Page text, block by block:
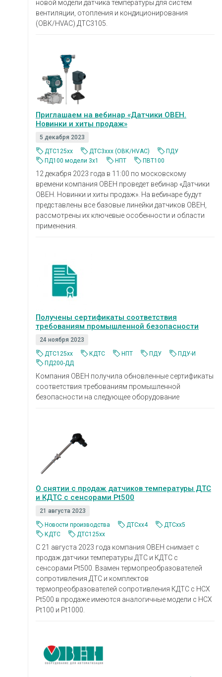
новой модели датчика температуры для систем
вентиляции, отопления и кондиционирования
(ОВК/HVAC) ДТС3105.
Приглашаем на вебинар «Датчики ОВЕН.
Новинки и хиты продаж»
5 декабря 2023
ДТС125xx
ДТС3ххх (ОВК/HVAC)
ПДУ
ПД100 модели 3х1
НПТ ПВТ100
12 декабря 2023 года в 11:00 по московскому
времени компания ОВЕН проведет вебинар «Датчики
ОВЕН. Новинки и хиты продаж». На вебинаре будут
представлены все базовые линейки датчиков ОВЕН,
рассмотрены их ключевые особенности и области
применения.
Получены сертификаты соответствия
требованиям промышленной безопасности
24 ноября 2023
ДТС125xx
КДТС НПТ ПДУ
ПДУ-И
ПД200-ДД
Компания ОВЕН получила обновленные сертификаты
соответствия требованиям промышленной
безопасности на следующее оборудование
О снятии с продаж датчиков температуры ДТС
и КДТС с сенсорами Pt500
21 августа 2023
Новости производства
ДТСхх4
ДТСхх5
КДТС
ДТС125xx
С 21 августа 2023 года компания ОВЕН снимает с
продаж датчики температуры ДТС и КДТС с
сенсорами Pt500. Взамен термопреобразователей
сопротивления ДТС и комплектов
термопреобразователей сопротивления КДТС с НСХ
Pt500 в продаже имеются аналогичные модели с НСХ
Pt100 и Pt1000.